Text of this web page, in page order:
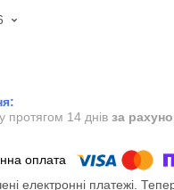
протягом 14 днів за
електронні платежі.